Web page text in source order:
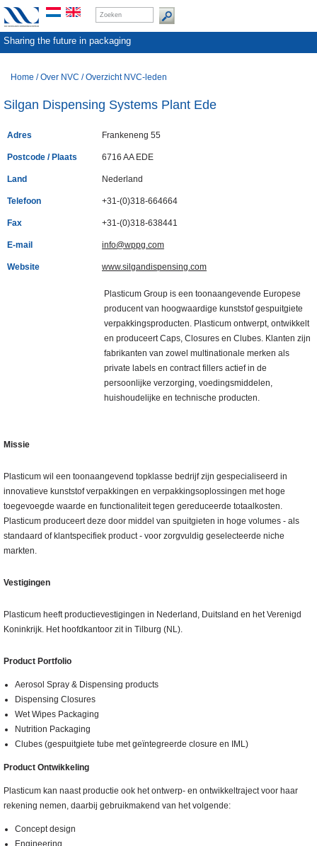
Sharing the future in packaging
Home /Over NVC /Overzicht NVC-leden
Silgan Dispensing Systems Plant Ede
Adres Frankeneng 55
Postcode / Plaats 6716 AA EDE
Land Nederland
Telefoon +31-(0)318-664664
Fax +31-(0)318-638441
E-mail info@wppg.com
Website www.silgandispensing.com
Plasticum Group is een toonaangevende Europese
producent van hoogwaardige kunststof gespuitgiete
verpakkingsproducten. Plasticum ontwerpt, ontwikkelt
en produceert Caps, Closures en Clubes. Klanten zijn
fabrikanten van zowel multinationale merken als
private labels en contract fillers actief in de
persoonlijke verzorging, voedingsmiddelen,
huishoudelijke en technische producten.
Missie
Plasticum wil een toonaangevend topklasse bedrijf zijn gespecialiseerd in
innovatieve kunststof verpakkingen en verpakkingsoplossingen met hoge
toegevoegde waarde en functionaliteit tegen gereduceerde totaalkosten.
Plasticum produceert deze door middel van spuitgieten in hoge volumes - als
standaard of klantspecifiek product - voor zorgvuldig geselecteerde niche
markten.
Vestigingen
Plasticum heeft productievestigingen in Nederland, Duitsland en het Verenigd
Koninkrijk. Het hoofdkantoor zit in Tilburg (NL).
Product Portfolio
Aerosol Spray & Dispensing products
Dispensing Closures
Wet Wipes Packaging
Nutrition Packaging
Clubes (gespuitgiete tube met geïntegreerde closure en IML)
Product Ontwikkeling
Plasticum kan naast productie ook het ontwerp- en ontwikkeltraject voor haar
rekening nemen, daarbij gebruikmakend van het volgende:
Concept design
Engineering